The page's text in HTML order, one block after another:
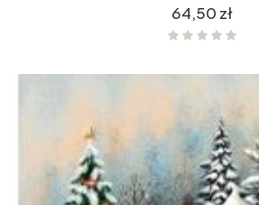
Cena
64,50 zł